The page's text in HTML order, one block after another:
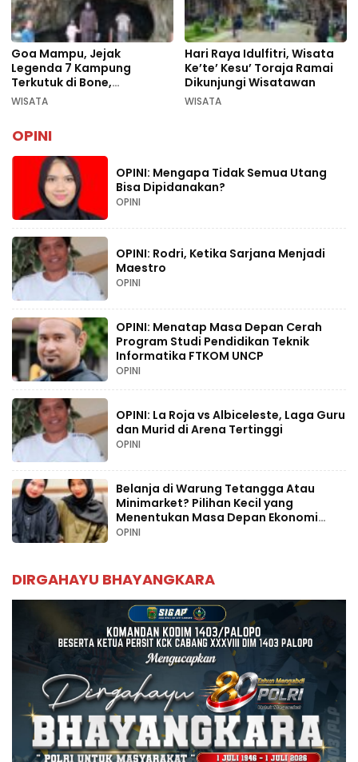
Goa Mampu, Jejak
Legenda 7 Kampung
Terkutuk di Bone,
Rekomendasi Liburan
WISATA
Hari Raya Idulfitri, Wisata
Ke’te’ Kesu’ Toraja Ramai
Dikunjungi Wisatawan
WISATA
OPINI
OPINI: Mengapa Tidak Semua Utang
Bisa Dipidanakan?
OPINI
OPINI: Rodri, Ketika Sarjana Menjadi
Maestro
OPINI
OPINI: Menatap Masa Depan Cerah
Program Studi Pendidikan Teknik
Informatika FTKOM UNCP
OPINI
OPINI: La Roja vs Albiceleste, Laga Guru
dan Murid di Arena Tertinggi
OPINI
Belanja di Warung Tetangga Atau
Minimarket? Pilihan Kecil yang
Menentukan Masa Depan Ekonomi
Palopo
OPINI
DIRGAHAYU BHAYANGKARA